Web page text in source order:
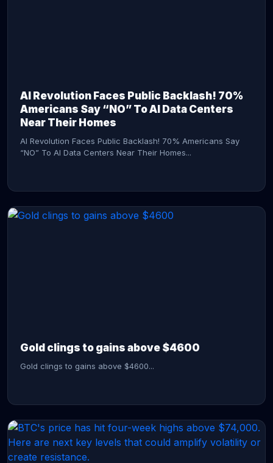
AI Revolution Faces Public Backlash! 70%
Americans Say “NO” To AI Data Centers
Near Their Homes
AI Revolution Faces Public Backlash! 70% Americans Say
“NO” To AI Data Centers Near Their Homes...
Gold clings to gains above $4600
Gold clings to gains above $4600...